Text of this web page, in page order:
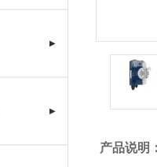
▶
▶
产品说明